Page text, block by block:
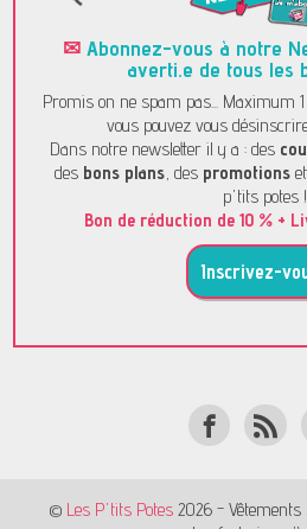
✉ Abonnez-vous à notre
averti.e de tous les
Promis on ne spam pas... Maximum
vous pouvez vous
Dans notre newsletter il y a : des
des bons plans, des promotions
p'tits potes !
Bon de réduction de 10 % +
Inscrivez-
© Les P'tits Potes 2026 - Vêtements